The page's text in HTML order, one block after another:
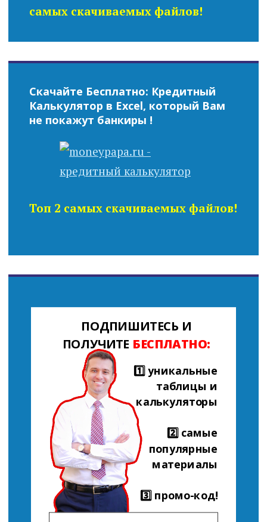
самых скачиваемых файлов!
Скачайте Бесплатно: Кредитный
Калькулятор в Excel, который Вам
не покажут банкиры !
Топ 2 самых скачиваемых файлов!
ПОДПИШИТЕСЬ И
ПОЛУЧИТЕ БЕСПЛАТНО:
1️⃣ уникальные
таблицы и
калькуляторы
2️⃣ самые
популярные
материалы
3️⃣ промо-код!